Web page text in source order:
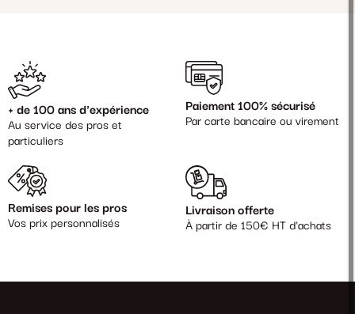
+ de 100 ans d'expérience
Au service des pros et
particuliers
Paiement 100% sécurisé
Par carte bancaire ou virement
Remises pour les pros
Vos prix personnalisés
Livraison offerte
À partir de 150€ HT d'achats